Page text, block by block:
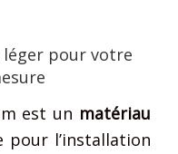
léger pour votre
est un matériau
pour l’installation